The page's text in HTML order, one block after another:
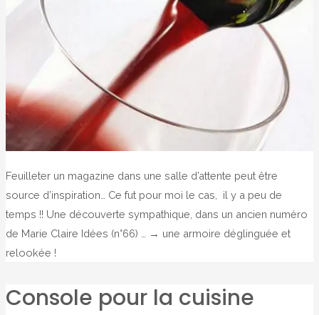
Feuilleter un magazine dans une salle d’attente peut être
source d’inspiration… Ce fut pour moi le cas, il y a peu de
temps !! Une découverte sympathique, dans un ancien numéro
de Marie Claire Idées (n°66) … → une armoire déglinguée et
relookée !
Console pour la cuisine